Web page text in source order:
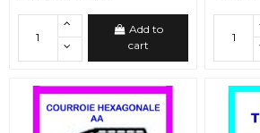
Add to
cart